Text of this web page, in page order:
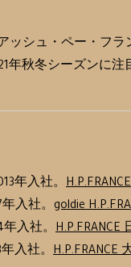
ッシュ・ペー・フ
年秋冬シーズンに
年入社。
入社。 goldie
入社。 H.P.FRANCE
入社。 H.P.FRANCE